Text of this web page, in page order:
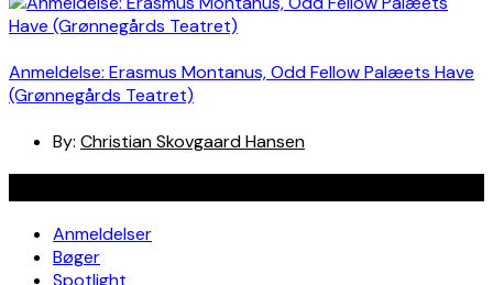
Anmeldelse: Erasmus Montanus, Odd Fellow Palæets Have
(Grønnegårds Teatret)
By: Christian Skovgaard Hansen
Anmeldelser
Bøger
Spotlight